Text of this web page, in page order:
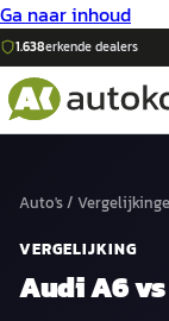
Ga naar inhoud
1.638erkende dealers
Auto's/
VERGELIJKING
Audi A6vs